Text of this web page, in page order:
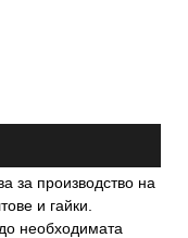
за производство на
и гайки.
необходимата